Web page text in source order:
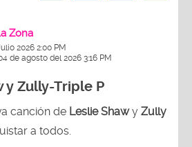
Zona
2026 2:00 PM
de agosto del 2026 3:16 PM
y Zully-Triple P
canción de Leslie Shawy Zully
a todos.